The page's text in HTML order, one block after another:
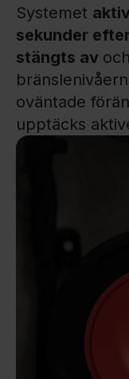
Systemet
sekunder
stängts av
oväntade
upptäcks